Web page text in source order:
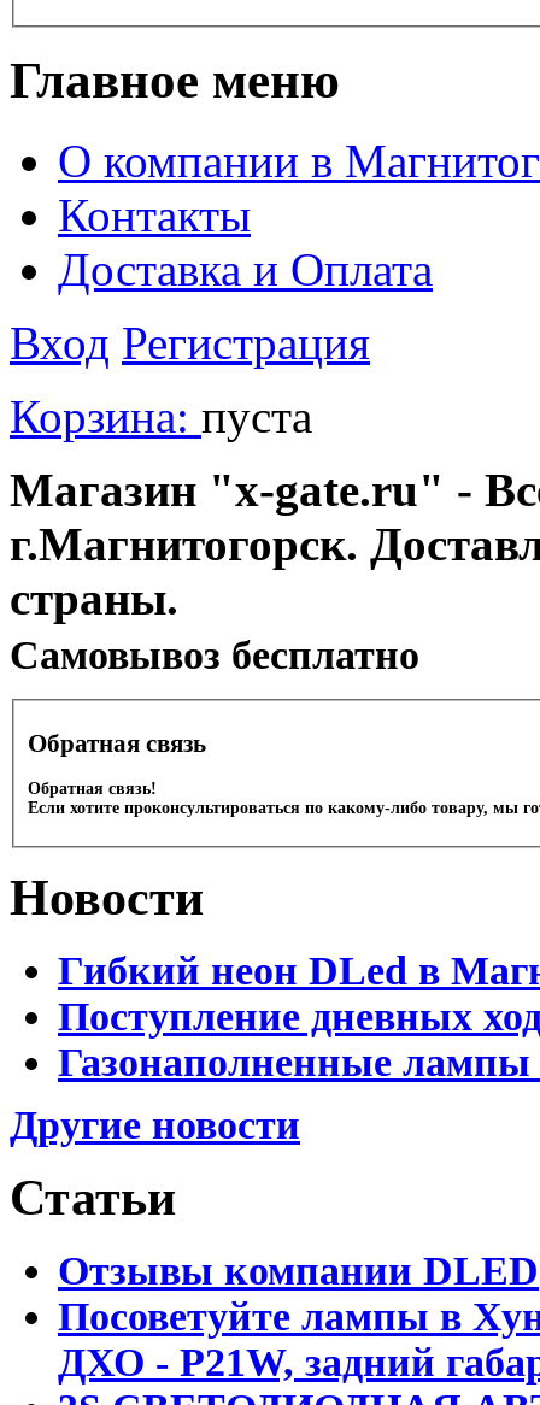
Главное меню
О компании в
Контакты
Доставка и Оплата
Вход Регистрация
Корзина: пуста
Магазин "x-gate.ru" -
г.Магнитогорск.
страны.
Cамовывоз бесплатно
Обратная связь
Обратная связь!
Если хотите проконсультироваться по какому-либо товару, мы
Новости
Гибкий неон DLed в
Поступление дневных
Газонаполненные
Другие новости
Статьи
Отзывы компании DLED
Посоветуйте лампы в
ДХО - P21W, задний